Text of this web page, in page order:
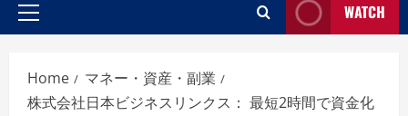
Primary
WATCH
Home
マネー・資産・副業
株式会社日本ビジネスリンクス： 最短2時間で資金化